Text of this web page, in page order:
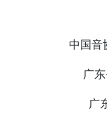
考级
家
琴